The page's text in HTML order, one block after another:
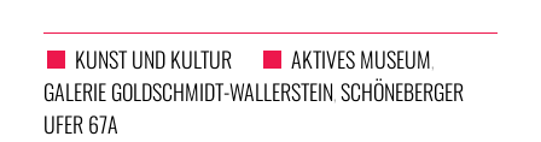
KUNST UND KULTUR AKTIVES MUSEUM,
GALERIE GOLDSCHMIDT-WALLERSTEIN,SCHÖNEBERGER
UFER 67A